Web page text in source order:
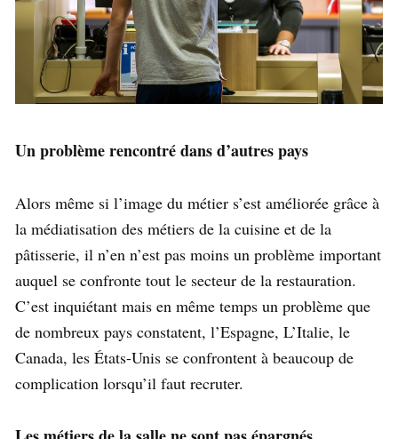
Un problème rencontré dans d’autres pays
Alors même si l’image du métier s’est améliorée grâce à
la médiatisation des métiers de la cuisine et de la
pâtisserie, il n’en n’est pas moins un problème important
auquel se confronte tout le secteur de la restauration.
C’est inquiétant mais en même temps un problème que
de nombreux pays constatent, l’Espagne, L’Italie, le
Canada, les États-Unis se confrontent à beaucoup de
complication lorsqu’il faut recruter.